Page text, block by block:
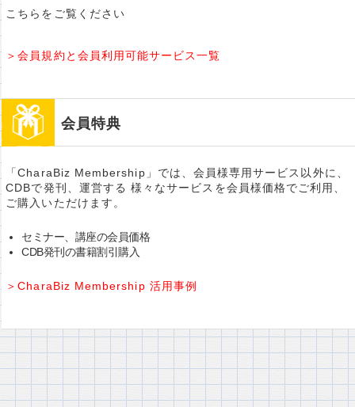
こちらをご覧ください
＞会員規約と会員利用可能サービス一覧
会員特典
「CharaBiz Membership」では、会員様専用サービス以外に、
CDBで発刊、運営する 様々なサービスを会員様価格でご利用、
ご購入いただけます。
セミナー、講座の会員価格
CDB発刊の書籍割引購入
＞CharaBiz Membership 活用事例